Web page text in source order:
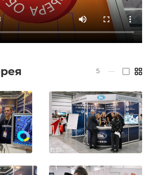
5 —